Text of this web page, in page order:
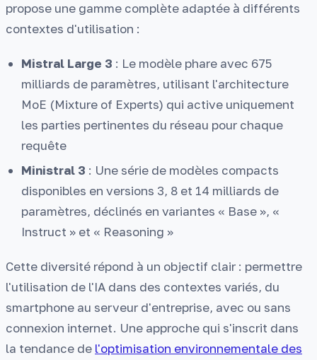
propose une gamme complète adaptée à différents
contextes d'utilisation :
Mistral Large 3 : Le modèle phare avec 675
milliards de paramètres, utilisant l'architecture
MoE (Mixture of Experts) qui active uniquement
les parties pertinentes du réseau pour chaque
requête
Ministral 3 : Une série de modèles compacts
disponibles en versions 3, 8 et 14 milliards de
paramètres, déclinés en variantes « Base », «
Instruct » et « Reasoning »
Cette diversité répond à un objectif clair : permettre
l'utilisation de l'IA dans des contextes variés, du
smartphone au serveur d'entreprise, avec ou sans
connexion internet. Une approche qui s'inscrit dans
la tendance de l'optimisation environnementale des